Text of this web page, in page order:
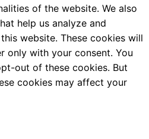
of the website. We also
help us analyze and
website. These cookies will
only with your consent. You
out of these cookies. But
cookies may affect your